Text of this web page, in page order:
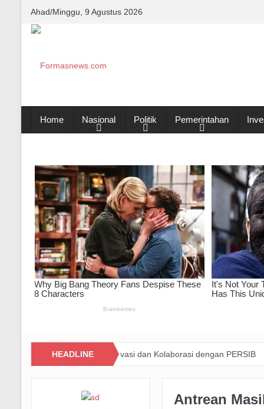
Ahad/Minggu, 9 Agustus 2026
Home Nasional Politik Pemerintahan
HEADLINE
Barat Lewat Inovasi dan Kolaborasi dengan PERSIB
Antrean